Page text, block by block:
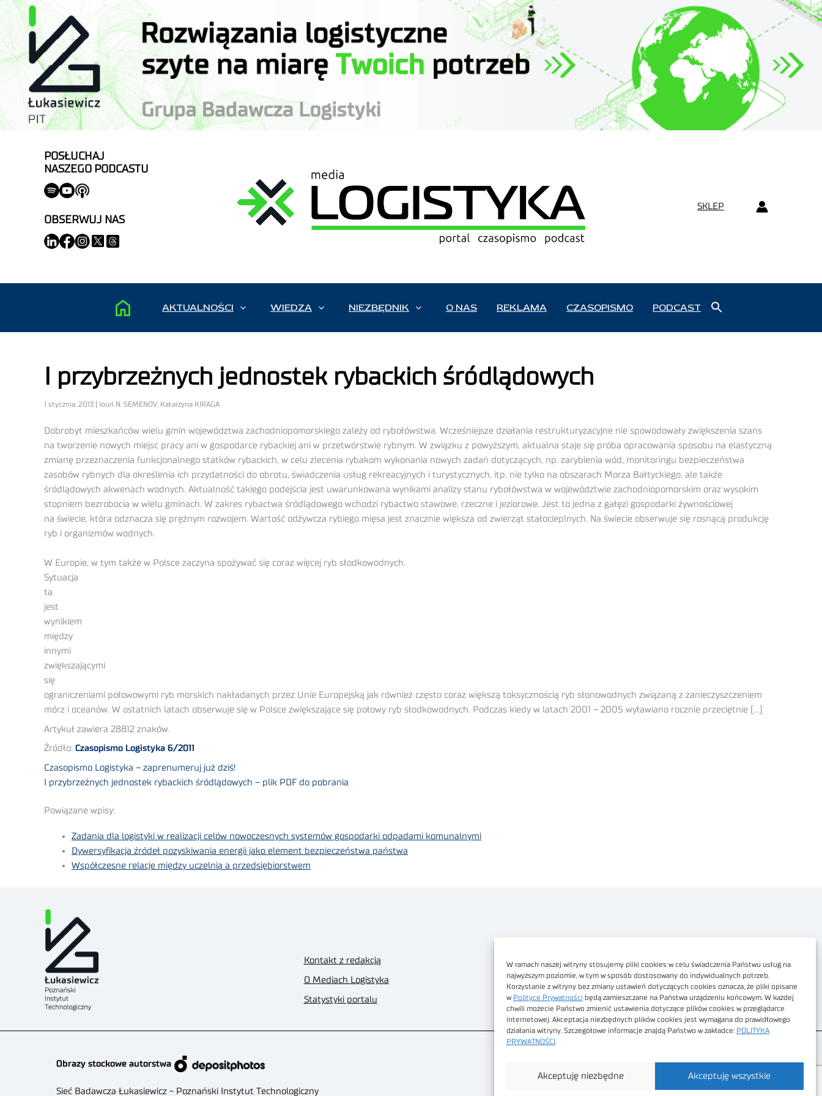
W ramach naszej witryny stosujemy pliki cookies w celu świadczenia Państwu usług na
najwyższym poziomie, w tym w sposób dostosowany do indywidualnych potrzeb.
Korzystanie z witryny bez zmiany ustawień dotyczących cookies oznacza, że pliki opisane
w Polityce Prywatności będą zamieszczane na Państwa urządzeniu końcowym. W każdej
chwili możecie Państwo zmienić ustawienia dotyczące plików cookies w przeglądarce
internetowej. Akceptacja niezbędnych plików cookies jest wymagana do prawidłowego
działania witryny. Szczegółowe informacje znajdą Państwo w zakładce: POLITYKA
PRYWATNOŚCI
Akceptuję wszystkie
Akceptuję niezbędne
POSŁUCHAJ
NASZEGO PODCASTU
OBSERWUJ NAS
SKLEP
AKTUALNOŚCI WIEDZA NIEZBĘDNIK O NAS REKLAMA CZASOPISMO PODCAST
I przybrzeżnych jednostek rybackich śródlądowych
1 stycznia, 2013 | Iouri N. SEMENOV, Katarzyna KIRAGA
Dobrobyt mieszkańców wielu gmin województwa zachodniopomorskiego zależy od rybołówstwa. Wcześniejsze działania restrukturyzacyjne nie spowodowały zwiększenia szans
na tworzenie nowych miejsc pracy ani w gospodarce rybackiej ani w przetwórstwie rybnym. W związku z powyższym, aktualna staje się próba opracowania sposobu na elastyczną
zmianę przeznaczenia funkcjonalnego statków rybackich, w celu zlecenia rybakom wykonania nowych zadań dotyczących, np. zarybienia wód, monitoringu bezpieczeństwa
zasobów rybnych dla określenia ich przydatności do obrotu, świadczenia usług rekreacyjnych i turystycznych, itp. nie tylko na obszarach Morza Bałtyckiego, ale także
śródlądowych akwenach wodnych. Aktualność takiego podejścia jest uwarunkowana wynikami analizy stanu rybołówstwa w województwie zachodniopomorskim oraz wysokim
stopniem bezrobocia w wielu gminach. W zakres rybactwa śródlądowego wchodzi rybactwo stawowe, rzeczne i jeziorowe. Jest to jedna z gałęzi gospodarki żywnościowej
na świecie, która odznacza się prężnym rozwojem. Wartość odżywcza rybiego mięsa jest znacznie większa od zwierząt stałocieplnych. Na świecie obserwuje się rosnącą produkcję
ryb i organizmów wodnych.
W Europie, w tym także w Polsce zaczyna spożywać się coraz więcej ryb słodkowodnych.
Sytuacja
ta
jest
wynikiem
między
innymi
zwiększającymi
się
ograniczeniami połowowymi ryb morskich nakładanych przez Unie Europejską jak również często coraz większą toksycznością ryb słonowodnych związaną z zanieczyszczeniem
mórz i oceanów. W ostatnich latach obserwuje się w Polsce zwiększające się połowy ryb słodkowodnych. Podczas kiedy w latach 2001 – 2005 wyławiano rocznie przeciętnie (…)
Artykuł zawiera 28812 znaków.
Źródło: Czasopismo Logistyka 6/2011
Czasopismo Logistyka – zaprenumeruj już dziś!
I przybrzeżnych jednostek rybackich śródlądowych – plik PDF do pobrania
Powiązane wpisy:
Zadania dla logistyki w realizacji celów nowoczesnych systemów gospodarki odpadami komunalnymi
Dywersyfikacja źródeł pozyskiwania energii jako element bezpieczeństwa państwa
Współczesne relacje między uczelnią a przedsiębiorstwem
Kontakt z redakcją
O Mediach Logistyka
Statystyki portalu
Dostępność cyfrowa
Regulamin Portalu
Regulamin sklepu
Obrazy stockowe autorstwa
Sieć Badawcza Łukasiewicz - Poznański Instytut Technologiczny